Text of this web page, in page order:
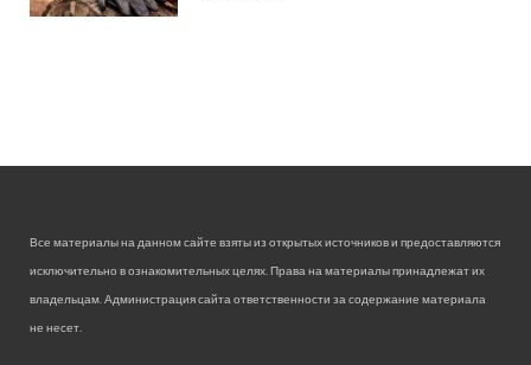
Все материалы на данном сайте взяты из открытых источников и предоставляются
исключительно в ознакомительных целях. Права на материалы принадлежат их
владельцам. Администрация сайта ответственности за содержание материала
не несет.